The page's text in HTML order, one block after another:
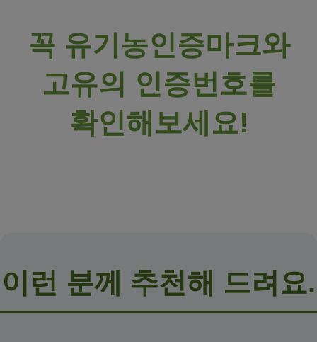
꼭 유기농인증마크와
고유의 인증번호를
확인해보세요!
이런 분께 추천해 드려요.